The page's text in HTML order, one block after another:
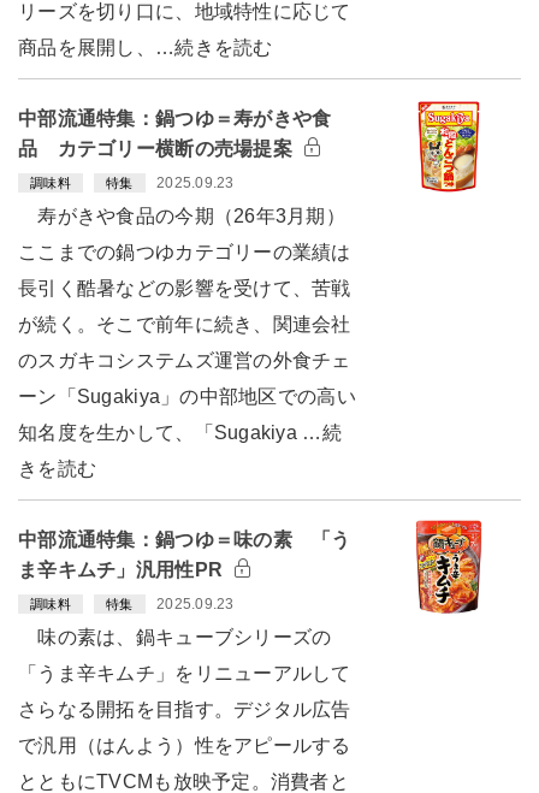
リーズを切り口に、地域特性に応じて
商品を展開し、…続きを読む
中部流通特集：鍋つゆ＝寿がきや食
品 カテゴリー横断の売場提案
調味料 特集 2025.09.23
寿がきや食品の今期（26年3月期）
ここまでの鍋つゆカテゴリーの業績は
長引く酷暑などの影響を受けて、苦戦
が続く。そこで前年に続き、関連会社
のスガキコシステムズ運営の外食チェ
ーン「Sugakiya」の中部地区での高い
知名度を生かして、「Sugakiya …続
きを読む
中部流通特集：鍋つゆ＝味の素 「う
ま辛キムチ」汎用性PR
調味料 特集 2025.09.23
味の素は、鍋キューブシリーズの
「うま辛キムチ」をリニューアルして
さらなる開拓を目指す。デジタル広告
で汎用（はんよう）性をアピールする
とともにTVCMも放映予定。消費者と